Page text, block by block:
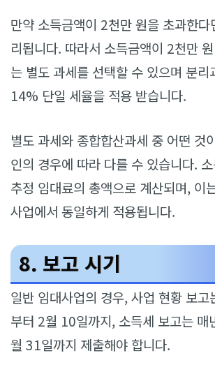
만약 소득금액이 2천만 원을 초과한다
리됩니다. 따라서 소득금액이 2천만
는 별도 과세를 선택할 수 있으며 분리
14% 단일 세율을 적용 받습니다.
별도 과세와 종합합산과세 중 어떤 것
인의 경우에 따라 다를 수 있습니다.
추정 임대료의 총액으로 계산되며, 이
사업에서 동일하게 적용됩니다.
8. 보고 시기
일반 임대사업의 경우, 사업 현황 보
부터 2월 10일까지, 소득세 보고는
월 31일까지 제출해야 합니다.